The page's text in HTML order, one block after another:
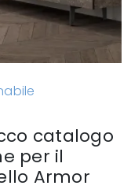
catalogo
per il
Armor